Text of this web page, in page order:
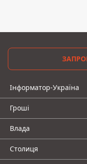
Інформатор-Україна
Гроші
Влада
Столиця